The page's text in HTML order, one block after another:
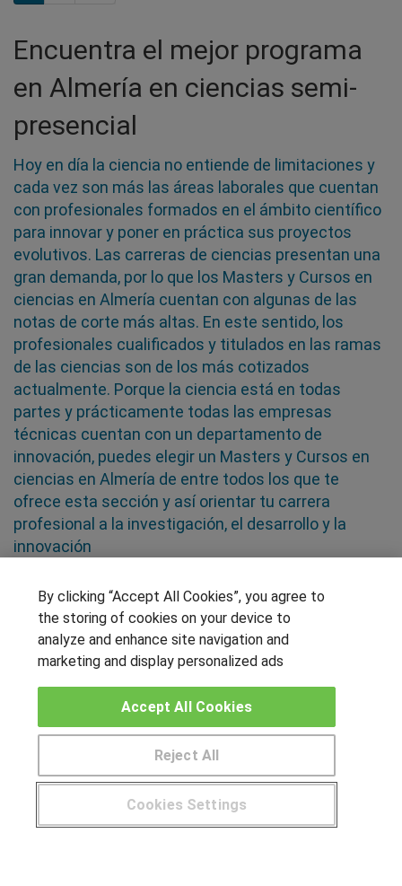
Encuentra el mejor programa
en Almería en ciencias semi-
presencial
Hoy en día la ciencia no entiende de limitaciones y
cada vez son más las áreas laborales que cuentan
con profesionales formados en el ámbito científico
para innovar y poner en práctica sus proyectos
evolutivos. Las carreras de ciencias presentan una
gran demanda, por lo que los Masters y Cursos en
ciencias en Almería cuentan con algunas de las
notas de corte más altas. En este sentido, los
profesionales cualificados y titulados en las ramas
de las ciencias son de los más cotizados
actualmente. Porque la ciencia está en todas
partes y prácticamente todas las empresas
técnicas cuentan con un departamento de
innovación, puedes elegir un Masters y Cursos en
ciencias en Almería de entre todos los que te
ofrece esta sección y así orientar tu carrera
profesional a la investigación, el desarrollo y la
innovación
SÍGUENOS EN LAS REDES
Muro de los idiomas
Hablemos de empleo
CENTROS DE FORMACIÓN
¿Tienes alguna duda? 900 264 357
By clicking “Accept All Cookies”, you agree to
the storing of cookies on your device to
analyze and enhance site navigation and
marketing and display personalized ads
Cookies Settings
Reject All
Accept All Cookies